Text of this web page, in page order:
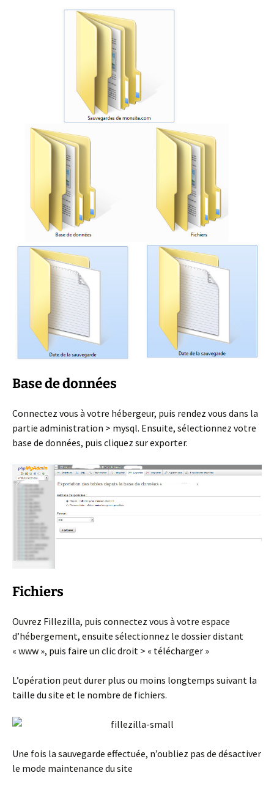
Base de données
Connectez vous à votre hébergeur, puis rendez vous dans la
partie administration > mysql. Ensuite, sélectionnez votre
base de données, puis cliquez sur exporter.
Fichiers
Ouvrez Fillezilla, puis connectez vous à votre espace
d’hébergement, ensuite sélectionnez le dossier distant
« www », puis faire un clic droit > « télécharger »
L’opération peut durer plus ou moins longtemps suivant la
taille du site et le nombre de fichiers.
Une fois la sauvegarde effectuée, n’oubliez pas de désactiver
le mode maintenance du site